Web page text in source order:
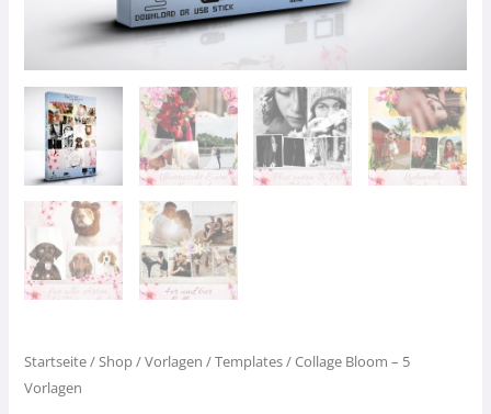
Startseite/Shop/Vorlagen / Templates/ Collage Bloom – 5
Vorlagen